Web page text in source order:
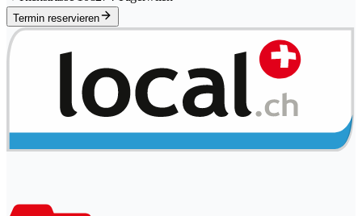
Termin reservieren